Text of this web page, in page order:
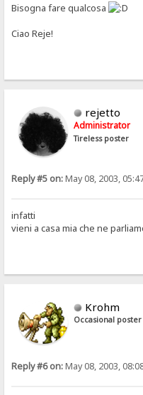
Bisogna fare qualcosa
Ciao Reje!
rejetto
Administrator
Tireless poster
Reply #5 on:May 08, 2003,
infatti
vieni a casa mia che ne
Krohm
Occasional poster
Reply #6 on:May 08, 2003,